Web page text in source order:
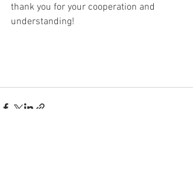
thank you for your cooperation and
understanding!